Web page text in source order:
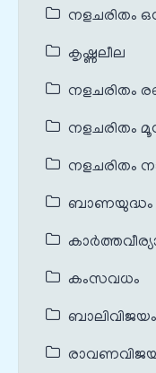
നളചരിതം
കൃഷ്ണലീല
നളചരിതം
നളചരിതം
നളചരിതം
ബാണയുദ്ധം
കംസവധം
ബാലിവിജയം